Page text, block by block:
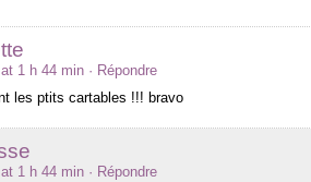
1 h 44 min · Répondre
les ptits cartables !!! bravo
1 h 44 min · Répondre